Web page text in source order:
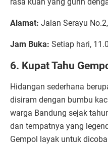
Alamat: Jalan Serayu
Jam Buka: Setiap hari,
6. Kupat Tahu
Hidangan sederhana
disiram dengan bumbu
warga Bandung sejak
dan tempatnya yang
Gempol layak untuk